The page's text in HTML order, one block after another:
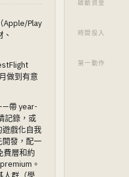
Apple/Play
做到有意
帶 year-
記錄，或
遊戲化自我
開發，配一
費層和約
。
啟動資金
時間投入
第一動作